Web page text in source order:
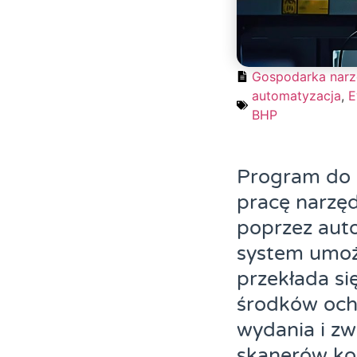
Gospodarka
automatyzacja,
BHP
Program do
pracę
poprzez
system
przekłada
środków
wydania i